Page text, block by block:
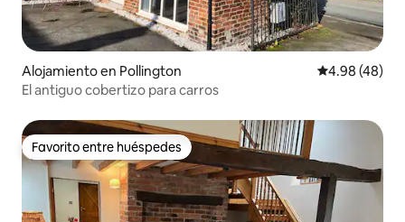
Alojamiento en Pollington Calificación
4.98 (48)
El antiguo cobertizo para carros
Favorito entre huéspedes
Favorito entre huéspedes